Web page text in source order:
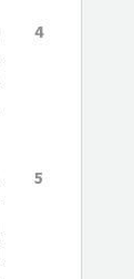
4
5